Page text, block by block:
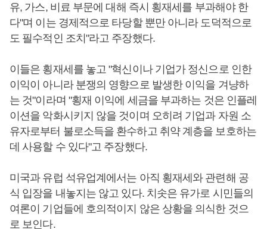
유, 가스, 비료 부문에 대해 즉시 횡재세를 부과해야 한
다"며 이는 경제적으로 타당할 뿐만 아니라 도덕적으로
도 필수적인 조치"라고 주장했다.
이들은 횡재세를 놓고 "혁신이나 기업가 정신으로 인한
이익이 아니라 분쟁의 영향으로 발생한 이익을 겨냥하
는 것"이라며 "횡재 이익에 세금을 부과하는 것은 인플레
이션을 악화시키지 않을 것이며 오히려 기업과 자원 소
유자로부터 불로소득을 환수하고 취약 계층을 보호하는
데 사용할 수 있다"고 주장했다.
미국과 유럽 석유업계에서는 아직 횡재세와 관련해 공
식 입장을 내놓지는 않고 있다. 치솟은 유가로 시민들의
여론이 기업들에 호의적이지 않은 상황을 의식한 것으
로 보인다.